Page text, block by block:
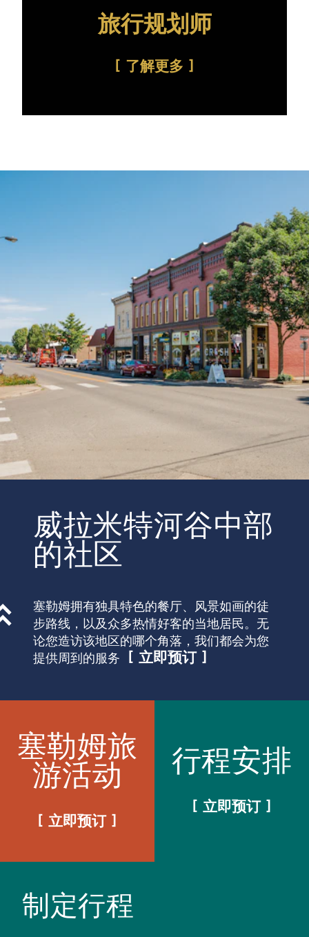
旅行规划师
了解更多
威拉米特河谷中部
的社区
塞勒姆拥有独具特色的餐厅、风景如画的徒
步路线，以及众多热情好客的当地居民。无
论您造访该地区的哪个角落，我们都会为您
提供周到的服务
立即预订
塞勒姆旅
游活动
立即预订
行程安排
立即预订
制定行程